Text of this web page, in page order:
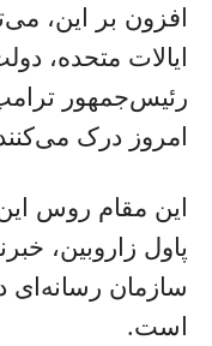
افزون بر این،
ایالات متحده،
رئیس‌جمهور
امروز درک
این مقام روس
سازمان‌ رسانه‌ای
است.